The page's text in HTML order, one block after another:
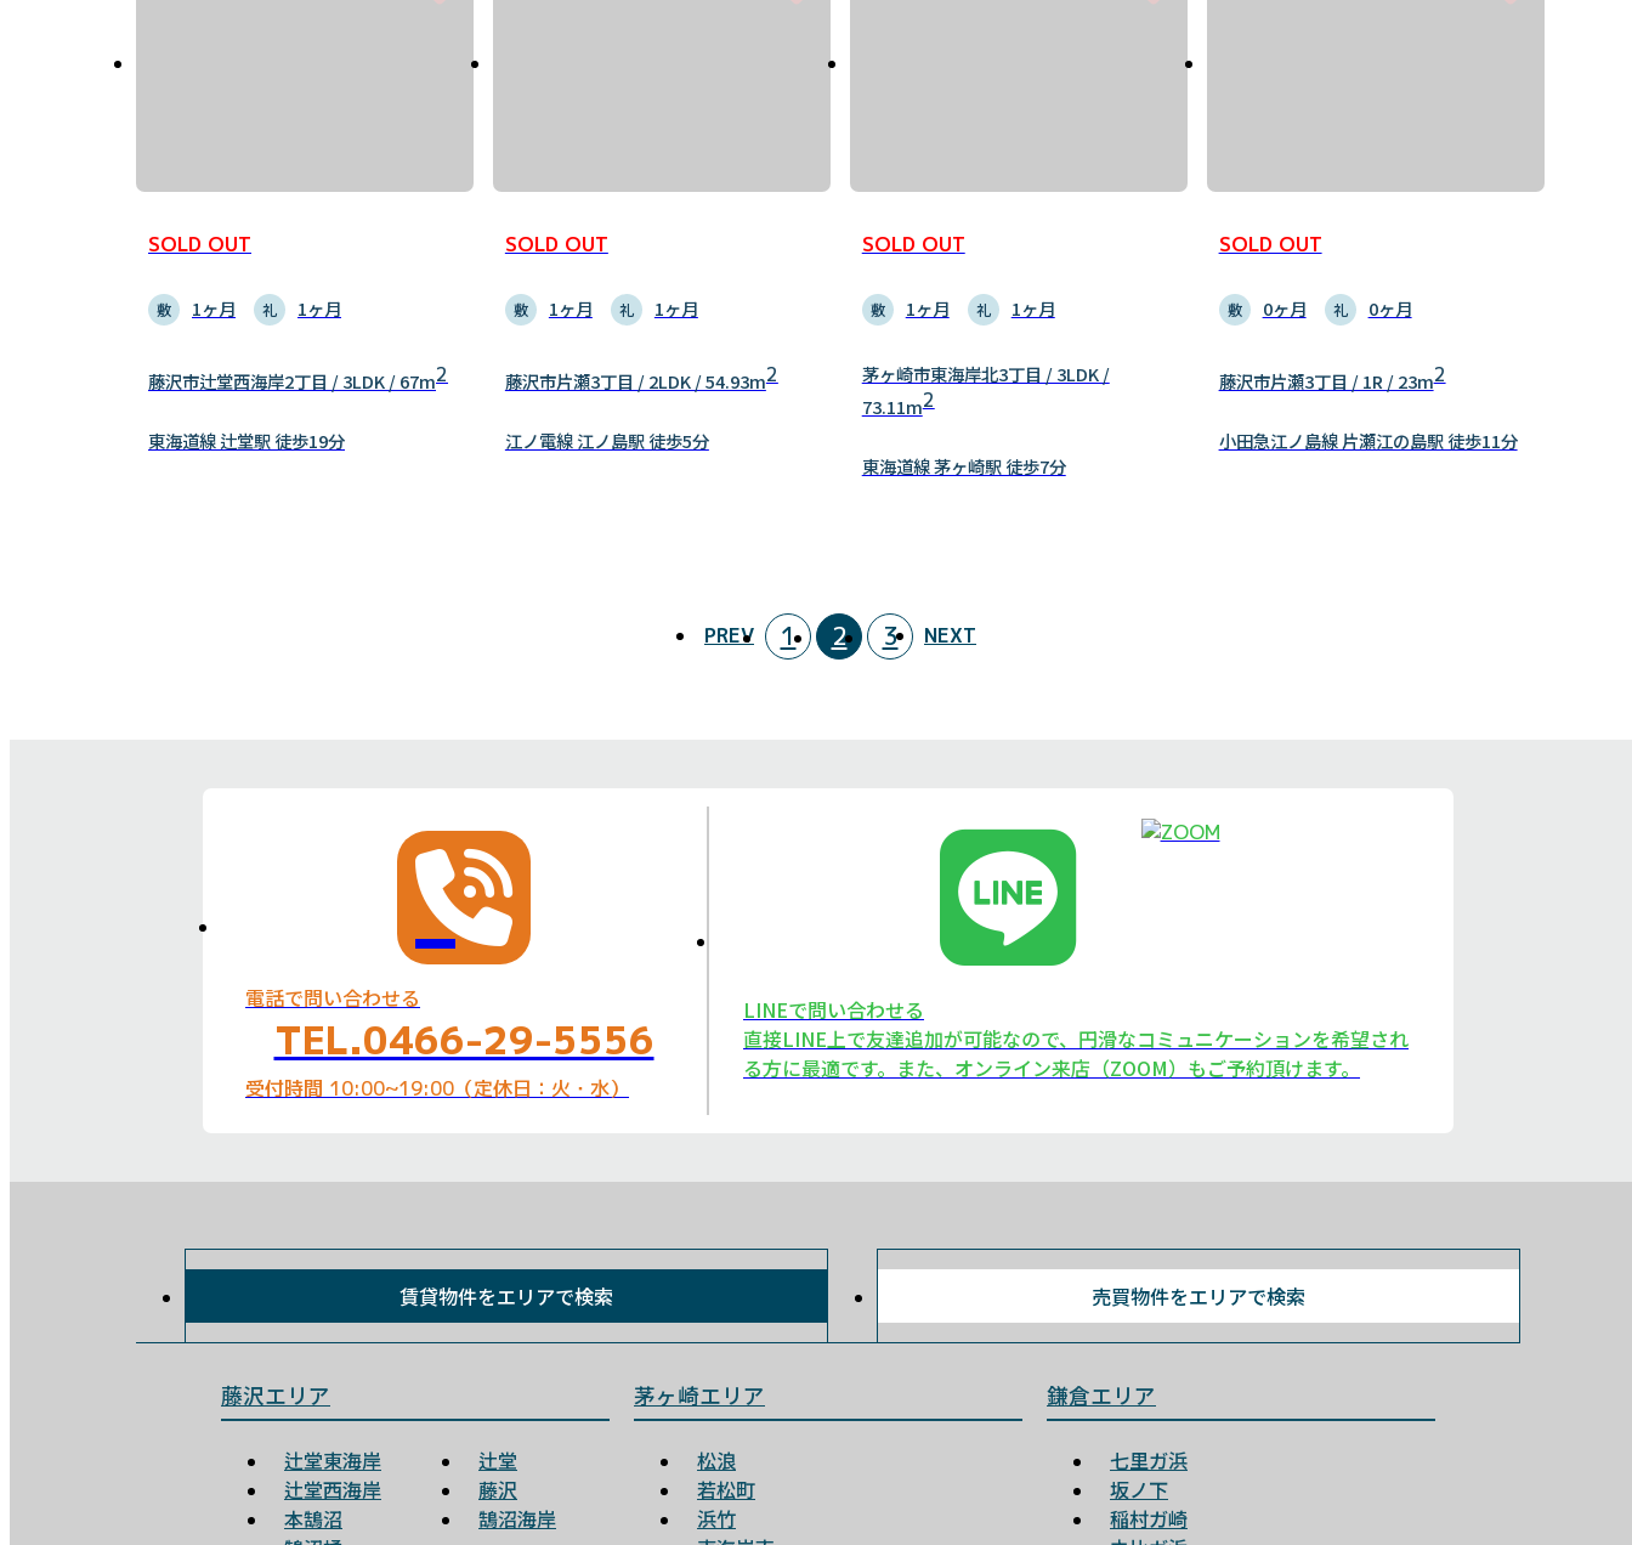
SOLD OUT
敷 1ヶ月 礼 1ヶ月
藤沢市辻堂西海岸2丁目 / 3LDK / 67m2
東海道線 辻堂駅 徒歩19分
SOLD OUT
敷 1ヶ月 礼 1ヶ月
藤沢市片瀬3丁目 / 2LDK / 54.93m2
江ノ電線 江ノ島駅 徒歩5分
SOLD OUT
敷 1ヶ月 礼 1ヶ月
茅ヶ崎市東海岸北3丁目 / 3LDK /
73.11m2
東海道線 茅ヶ崎駅 徒歩7分
SOLD OUT
敷 0ヶ月 礼 0ヶ月
藤沢市片瀬3丁目 / 1R / 23m2
小田急江ノ島線 片瀬江の島駅 徒歩11分
PREV 1 2 3 NEXT
電話で問い合わせる
TEL.0466-29-5556
受付時間 10:00~19:00（定休日：火・水）
LINEで問い合わせる
直接LINE上で友達追加が可能なので、円滑なコミュニケーションを希望され
る方に最適です。また、オンライン来店（ZOOM）もご予約頂けます。
賃貸物件をエリアで検索 売買物件をエリアで検索
藤沢エリア
辻堂東海岸
辻堂西海岸
本鵠沼
辻堂
藤沢
鵠沼海岸
茅ヶ崎エリア
松浪
若松町
浜竹
鎌倉エリア
七里ガ浜
坂ノ下
稲村ガ崎